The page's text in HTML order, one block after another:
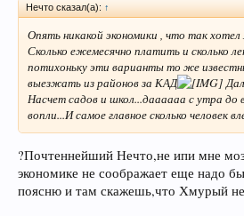
Нечто сказал(а): ↑
Опять никакой экономики , что так
Сколько ежемесячно платить и сколько
потихоньку эти варианты то же
выезжать из районов за КАД
Насчет садов и школ...даааааа с утра
вопли...И самое главное сколько человек
?Почтеннейший Нечто,не ипи мне
экономике не соображает еще надо
поясню и там скажешь,что Хмурый не